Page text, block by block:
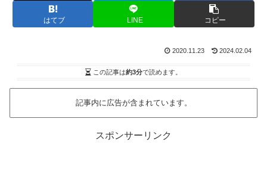
はてブ LINE コピー
2020.11.23 2024.02.04
この記事は約3分で読めます。
記事内に広告が含まれています。
スポンサーリンク